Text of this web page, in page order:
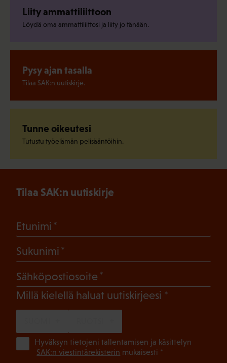
Liity ammattiliittoon
Löydä oma ammattiliittosi ja liity jo tänään.
Pysy ajan tasalla
Tilaa SAK:n uutiskirje.
Tunne oikeutesi
Tutustu työelämän pelisääntöihin.
Tilaa SAK:n uutiskirje
Etunimi
Sukunimi
Sähköpostiosoite
Millä kielellä haluat uutiskirjeesi (Pakollinen)
Hyväksyn tietojeni tallentamisen ja käsittelyn
SAK:n viestintärekisterin mukaisesti *